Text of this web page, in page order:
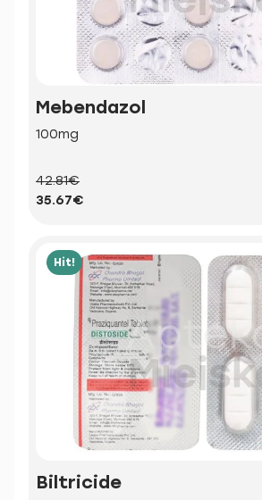
Mebendazol
100mg
42.81€
35.67€
Hit!
Biltricide